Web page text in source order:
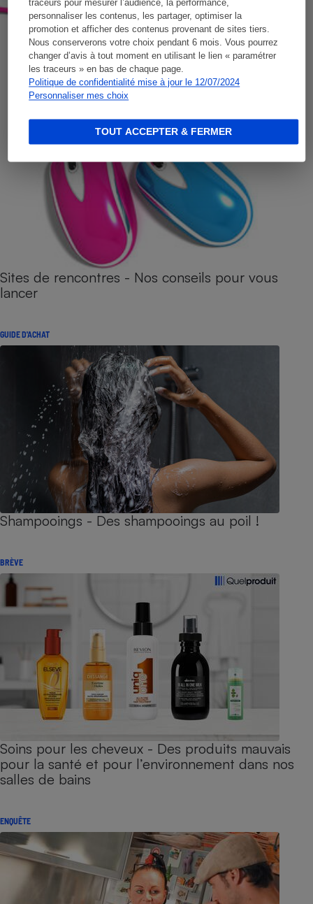
traceurs pour mesurer l’audience, la performance,
personnaliser les contenus, les partager, optimiser la
promotion et afficher des contenus provenant de sites tiers.
Nous conserverons votre choix pendant 6 mois. Vous pourrez
changer d’avis à tout moment en utilisant le lien « paramétrer
les traceurs » en bas de chaque page.
Politique de confidentialité mise à jour le 12/07/2024
Personnaliser mes choix
TOUT ACCEPTER & FERMER
Sites de rencontres - Nos conseils pour vous
lancer
GUIDE D'ACHAT
Shampooings - Des shampooings au poil !
BRÈVE
Soins pour les cheveux - Des produits mauvais
pour la santé et pour l’environnement dans nos
salles de bains
ENQUÊTE